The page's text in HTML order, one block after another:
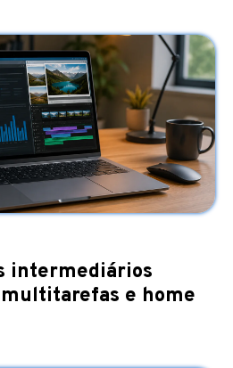
intermediários
e home